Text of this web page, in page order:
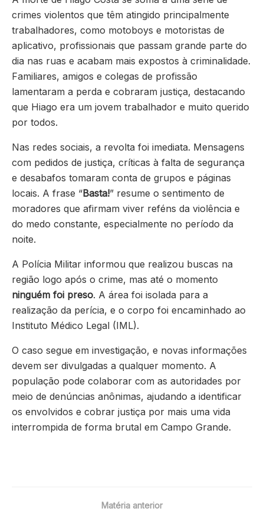
crimes violentos que têm atingido principalmente
trabalhadores, como motoboys e motoristas de
aplicativo, profissionais que passam grande parte do
dia nas ruas e acabam mais expostos à criminalidade.
Familiares, amigos e colegas de profissão
lamentaram a perda e cobraram justiça, destacando
que Hiago era um jovem trabalhador e muito querido
por todos.
Nas redes sociais, a revolta foi imediata. Mensagens
com pedidos de justiça, críticas à falta de segurança
e desabafos tomaram conta de grupos e páginas
locais. A frase “Basta!” resume o sentimento de
moradores que afirmam viver reféns da violência e
do medo constante, especialmente no período da
noite.
A Polícia Militar informou que realizou buscas na
região logo após o crime, mas até o momento
ninguém foi preso. A área foi isolada para a
realização da perícia, e o corpo foi encaminhado ao
Instituto Médico Legal (IML).
O caso segue em investigação, e novas informações
devem ser divulgadas a qualquer momento. A
população pode colaborar com as autoridades por
meio de denúncias anônimas, ajudando a identificar
os envolvidos e cobrar justiça por mais uma vida
interrompida de forma brutal em Campo Grande.
Matéria anterior